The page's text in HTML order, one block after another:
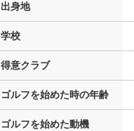
出身地
学校
得意クラブ
ゴルフを始めた時の年齢
ゴルフを始めた動機